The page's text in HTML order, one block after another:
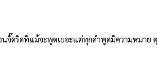
ดริดที่แม้จะพูดเยอะแต่ทุกคำพูดมีความหมาย